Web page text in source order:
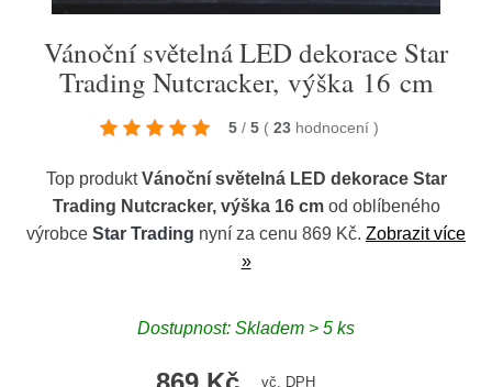
Vánoční světelná LED dekorace Star
Trading Nutcracker, výška 16 cm
5 / 5 ( 23 hodnocení )
Top produktVánoční světelná LED dekorace Star
Trading Nutcracker, výška 16 cmod oblíbeného
výrobce Star Trading nyní za cenu 869 Kč. Zobrazit více
»
Dostupnost: Skladem > 5 ks
vč. DPH